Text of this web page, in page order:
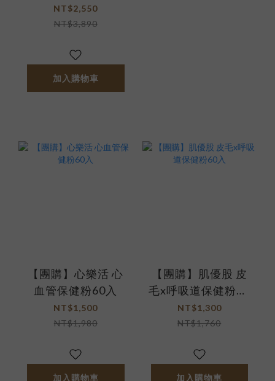
任選)+泌可通+腸胃
淨+魚油
NT$2,550
NT$3,890
加入購物車
【團購】心樂活 心
血管保健粉60入
NT$1,500
NT$1,980
加入購物車
【團購】肌優股 皮
毛x呼吸道保健粉60
入
NT$1,300
NT$1,760
加入購物車